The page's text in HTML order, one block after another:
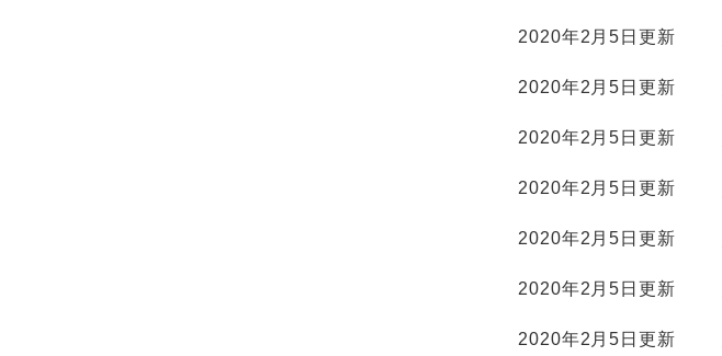
2020年2月5日更新
2020年2月5日更新
2020年2月5日更新
2020年2月5日更新
2020年2月5日更新
2020年2月5日更新
2020年2月5日更新